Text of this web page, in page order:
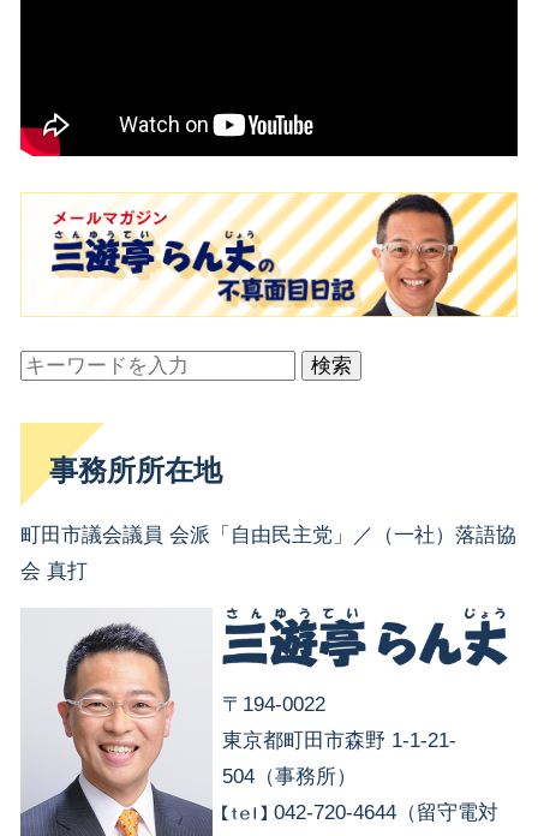
検索
事務所所在地
町田市議会議員 会派「自由民主党」／（一社）落語協
会 真打
〒194-0022
東京都町田市森野 1-1-21-
504（事務所）
042-720-4644（留守電対